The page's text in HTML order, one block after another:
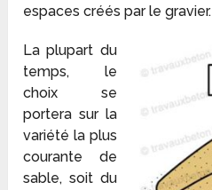
espaces créés par le gravier.
La plupart du
temps, le
choix se
portera sur la
variété la plus
courante de
sable, soit du